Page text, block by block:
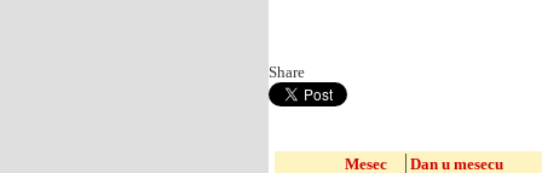
Share
Mesec Dan u mesecu